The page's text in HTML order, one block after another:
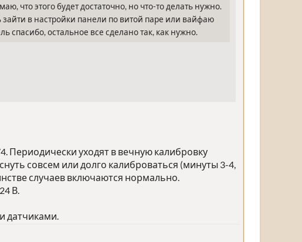
что этого будет достаточно, но что-то делать нужно.
в настройки панели по витой паре или вайфаю
спасибо, остальное все сделано так, как нужно.
Периодически уходят в вечную калибровку
совсем или долго калиброваться (минуты 3-4,
случаев включаются нормально.
В.
датчиками.